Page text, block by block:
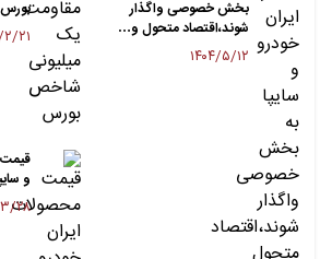
بخش خصوصی واگذار
شوند،اقتصاد متحول و…
۱۴۰۴/۵/۱۲
بورس
قیمت
و سایپا +